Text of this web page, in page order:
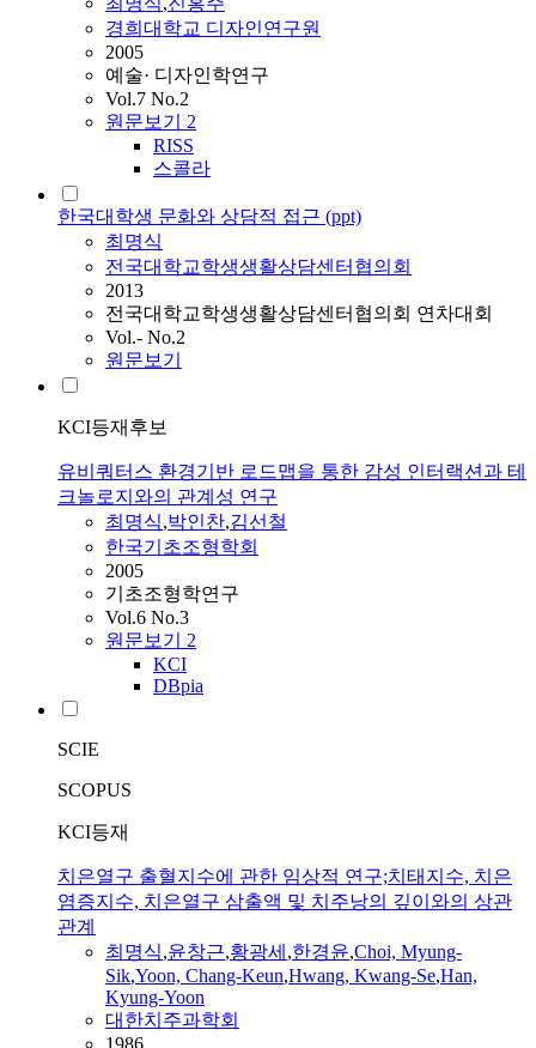
경희대학교 디자인연구원
2005
예술· 디자인학연구
Vol.7 No.2
원문보기 2
RISS
스콜라
한국대학생 문화와 상담적 접근 (ppt)
최명식
전국대학교학생생활상담센터협의회
2013
전국대학교학생생활상담센터협의회 연차대회
Vol.- No.2
원문보기
KCI등재후보
유비쿼터스 환경기반 로드맵을 통한 감성 인터랙션과 테
크놀로지와의 관계성 연구
최명식,박인찬,김선철
한국기초조형학회
2005
기초조형학연구
Vol.6 No.3
원문보기 2
KCI
DBpia
SCIE
SCOPUS
KCI등재
치은열구 출혈지수에 관한 임상적 연구;치태지수, 치은
염증지수, 치은열구 삼출액 및 치주낭의 깊이와의 상관
관계
최명식,윤창근,황광세 ,한경윤,Choi, Myung-
Sik,Yoon, Chang-Keun,Hwang, Kwang-Se,Han,
Kyung-Yoon
대한치주과학회